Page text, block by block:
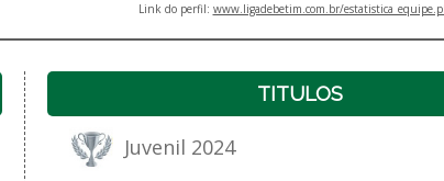
Link do perfil: www.ligadebetim.com.br/
TITULOS
Juvenil 2024